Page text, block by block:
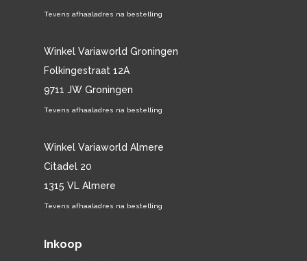
Tevens afhaaladres na bestelling
Winkel Variaworld Groningen
Folkingestraat 12A
9711 JW Groningen
Tevens afhaaladres na bestelling
Winkel Variaworld Almere
Citadel 20
1315 VL Almere
Tevens afhaaladres na bestelling
Inkoop